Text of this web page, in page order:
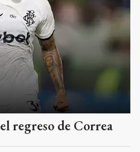
regreso de Correa